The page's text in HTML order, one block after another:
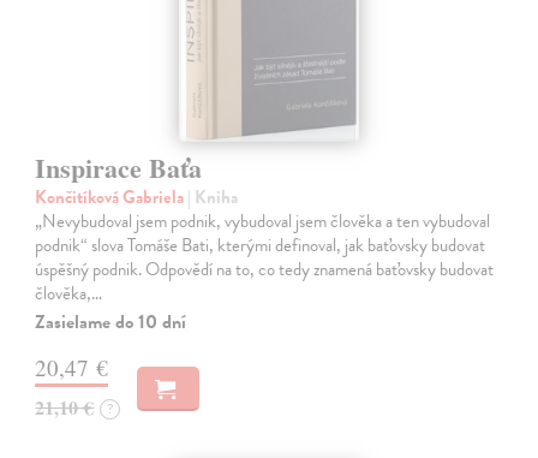
Inspirace Baťa
Končitíková Gabriela| Kniha
„Nevybudoval jsem podnik, vybudoval jsem člověka a ten vybudoval
podnik“ slova Tomáše Bati, kterými definoval, jak baťovsky budovat
úspěšný podnik. Odpovědí na to, co tedy znamená baťovsky budovat
člověka,…
Zasielame do 10 dní
20,47 €
21,10 € ?